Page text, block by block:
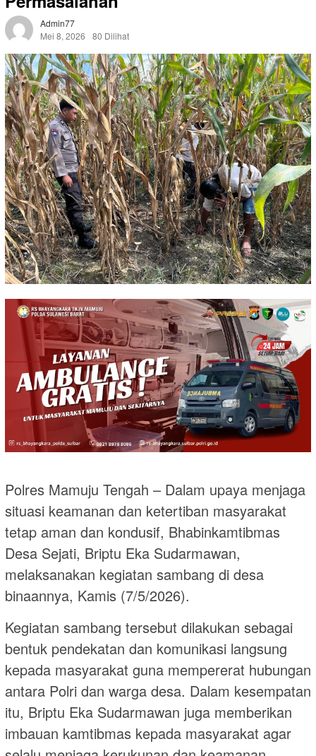
Admin77
Mei 8, 2026
80 Dilihat
Polres Mamuju Tengah – Dalam upaya menjaga
situasi keamanan dan ketertiban masyarakat
tetap aman dan kondusif, Bhabinkamtibmas
Desa Sejati, Briptu Eka Sudarmawan,
melaksanakan kegiatan sambang di desa
binaannya, Kamis (7/5/2026).
Kegiatan sambang tersebut dilakukan sebagai
bentuk pendekatan dan komunikasi langsung
kepada masyarakat guna mempererat hubungan
antara Polri dan warga desa. Dalam kesempatan
itu, Briptu Eka Sudarmawan juga memberikan
imbauan kamtibmas kepada masyarakat agar